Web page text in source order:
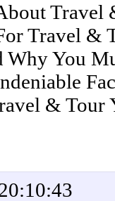
Travel
Travel &
You
& Tour